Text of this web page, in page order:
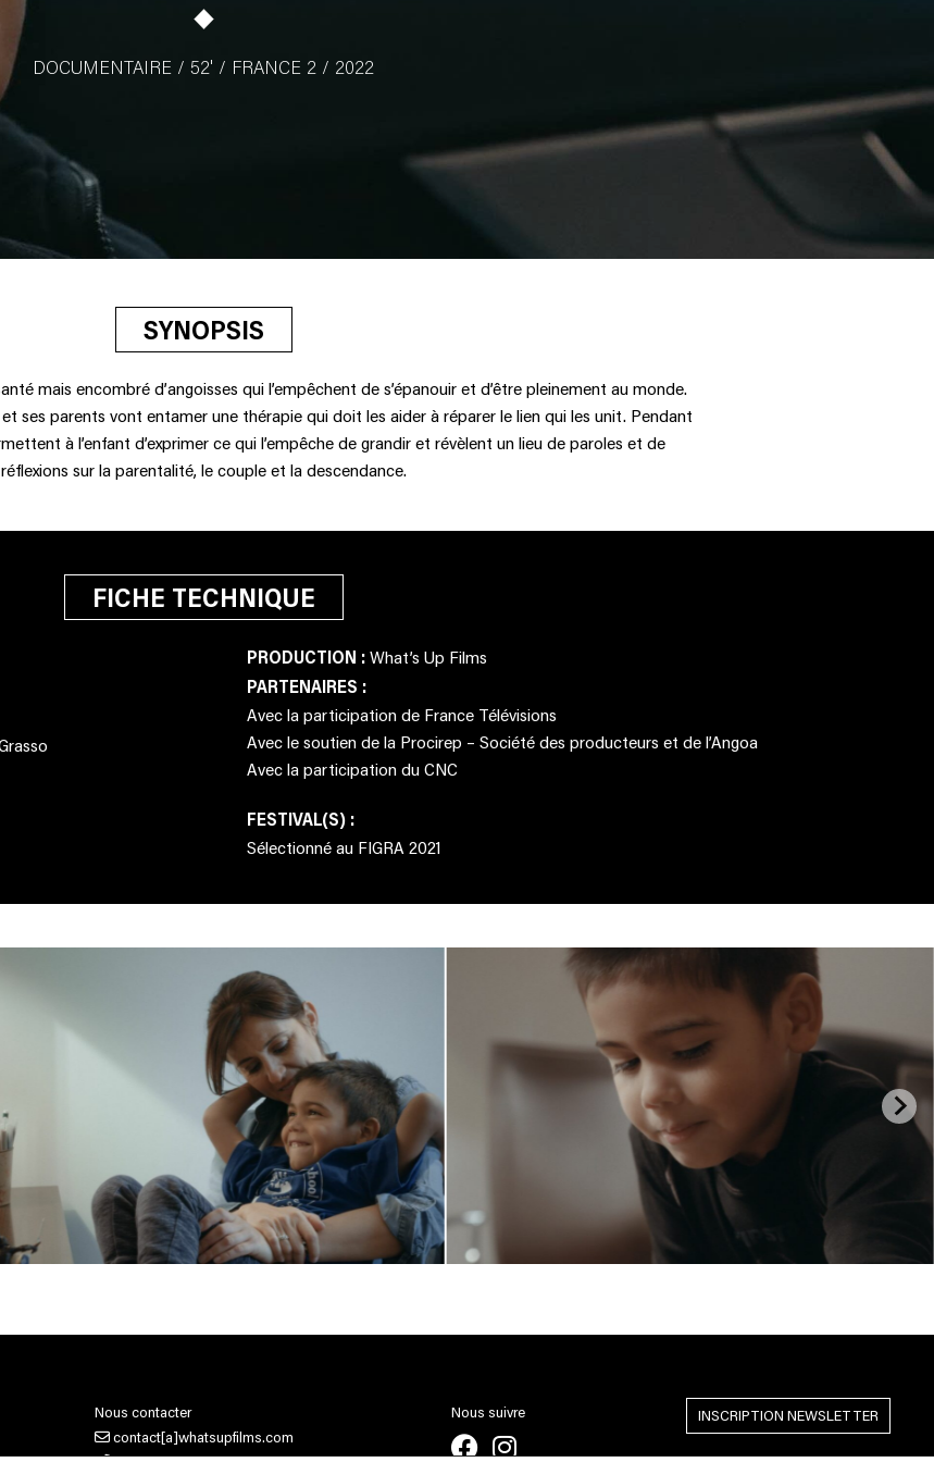
DOCUMENTAIRE / 52' / FRANCE 2 / 2022
SYNOPSIS
mais encombré d’angoisses qui l’empêchent de s’épanouir et d’être pleinement au monde.
et ses parents vont entamer une thérapie qui doit les aider à réparer le lien qui les unit. Pendant
à l’enfant d’exprimer ce qui l’empêche de grandir et révèlent un lieu de paroles et de
réflexions sur la parentalité, le couple et la descendance.
FICHE TECHNIQUE
PRODUCTION :What’s Up Films
PARTENAIRES :
Avec la participation de France Télévisions
Avec le soutien de la Procirep – Société des producteurs et de l’Angoa
Avec la participation du CNC
FESTIVAL(S) :
Sélectionné au FIGRA 2021
Nous contacter
contact[a]whatsupfilms.com
Nous suivre INSCRIPTION NEWSLETTER